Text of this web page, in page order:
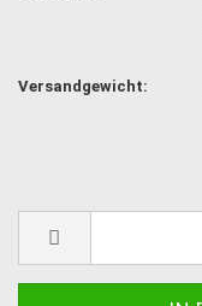
Versandgewicht: